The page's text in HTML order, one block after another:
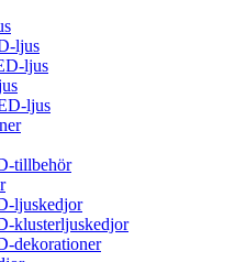
ljus
ljus
ljus
tillbehör
ljuskedjor
klusterljuskedjor
dekorationer